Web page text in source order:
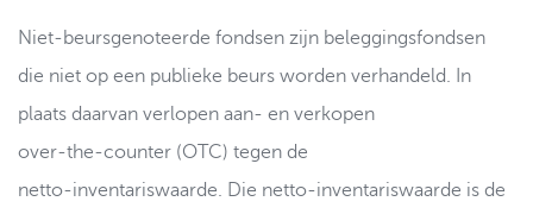
Niet‑beursgenoteerde fondsen zijn beleggingsfondsen
die niet op een publieke beurs worden verhandeld. In
plaats daarvan verlopen aan- en verkopen
over‑the‑counter (OTC) tegen de
netto‑inventariswaarde. Die netto-inventariswaarde is de